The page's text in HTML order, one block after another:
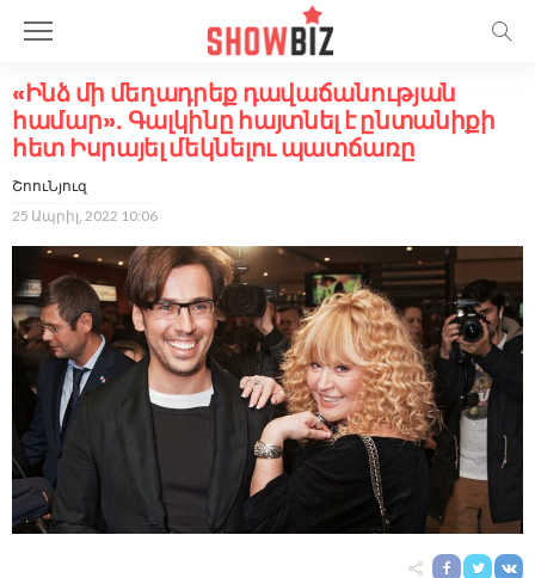
«Ինձ մի մեղադրեք դավաճանության
համար»․ Գալկինը հայտնել է ընտանիքի
հետ Իսրայել մեկնելու պատճառը
ՇոուՆյուզ
25 Ապրիլ, 2022 10:06